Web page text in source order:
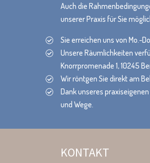
Auch die
unserer Praxis für Sie
Sie erreichen uns von Mo.-
Unsere Räumlichkeiten
Knorrpromenade 1, 10245
Wir röntgen Sie direkt am
Dank unseres
und Wege.
KONTAKT